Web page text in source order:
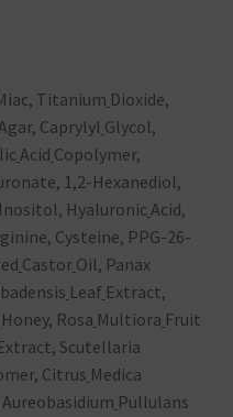
Titanium Dioxide,
Caprylyl Glycol,
Acid Copolymer,
1,2-Hexanediol,
Hyaluronic Acid,
Cysteine, PPG-26-
Castor Oil, Panax
Leaf Extract,
Rosa Multiora Fruit
Scutellaria
Citrus Medica
Pullulans